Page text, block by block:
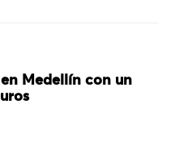
Medellín con un